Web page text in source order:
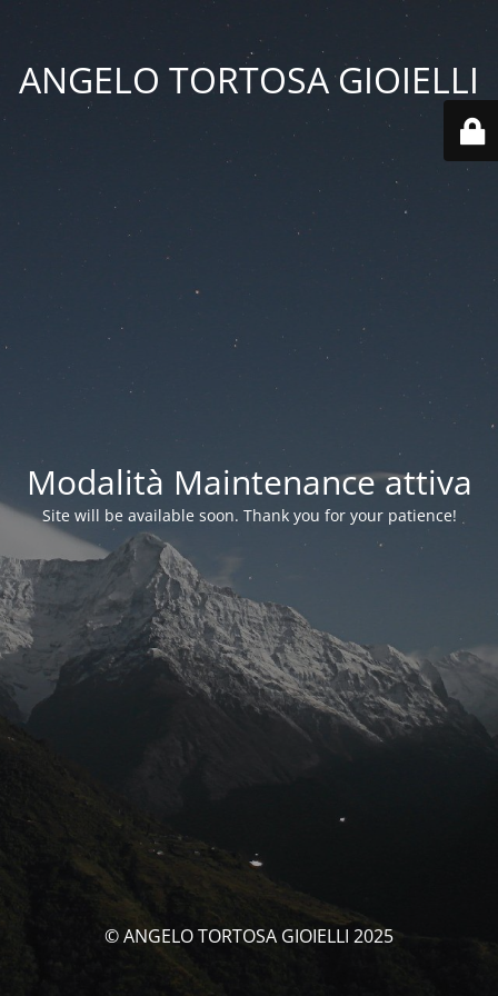
ANGELO TORTOSA GIOIELLI
Modalità Maintenance attiva
Site will be available soon. Thank you for your patience!
© ANGELO TORTOSA GIOIELLI 2025